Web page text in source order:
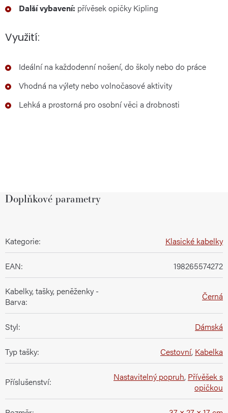
Další vybavení: přívěsek opičky Kipling
Využití:
Ideální na každodenní nošení, do školy nebo do práce
Vhodná na výlety nebo volnočasové aktivity
Lehká a prostorná pro osobní věci a drobnosti
Doplňkové parametry
Kategorie: Klasické kabelky
EAN: 198265574272
Kabelky, tašky, peněženky -
Barva: Černá
Styl: Dámská
Typ tašky: Cestovní, Kabelka
Příslušenství: Nastavitelný popruh, Přívěšek s
opičkou